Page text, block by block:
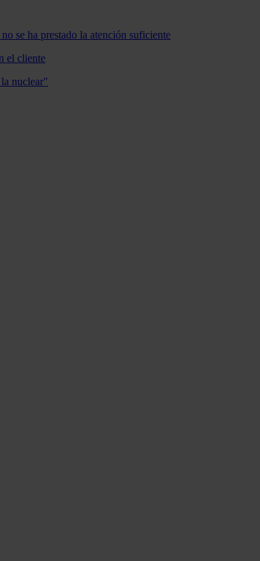
se ha prestado la atención suficiente
el cliente
nuclear"